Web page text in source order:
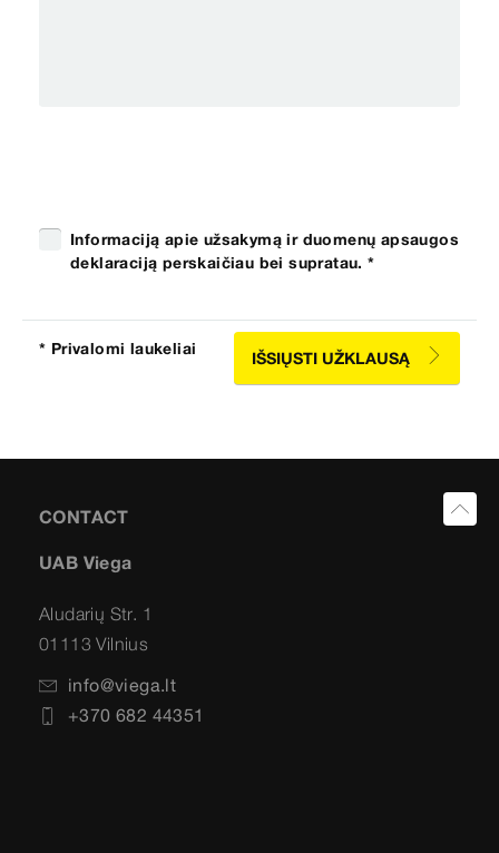
Informaciją apie užsakymą ir duomenų apsaugos
deklaraciją perskaičiau bei supratau. *
* Privalomi laukeliai
IŠSIŲSTI UŽKLAUSĄ
CONTACT
UAB Viega
Aludarių Str. 1
01113 Vilnius
info@viega.lt
+370 682 44351